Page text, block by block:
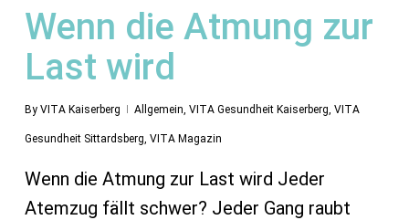
Wenn die Atmung zur
Last wird
By VITA Kaiserberg Allgemein, VITA Gesundheit Kaiserberg, VITA
Gesundheit Sittardsberg, VITA Magazin
Wenn die Atmung zur Last wird Jeder
Atemzug fällt schwer? Jeder Gang raubt